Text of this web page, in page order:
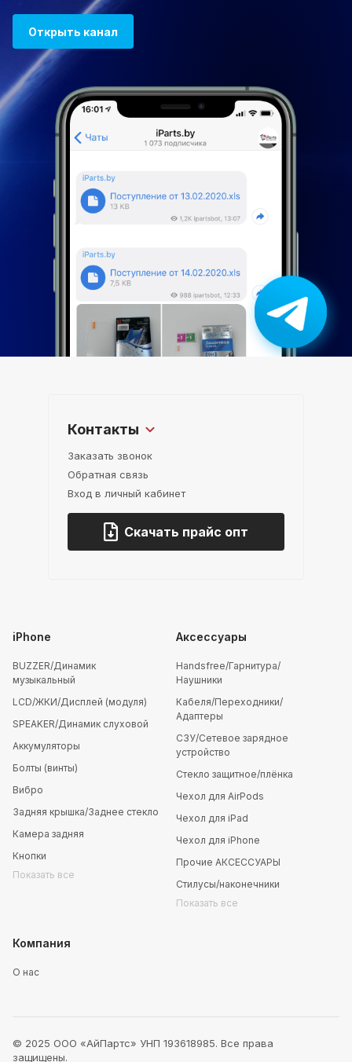
Открыть канал
iPhone
BUZZER/Динамик
музыкальный
LCD/ЖКИ/Дисплей (модуля)
SPEAKER/Динамик слуховой
Аккумуляторы
Болты (винты)
Вибро
Задняя крышка/Заднее стекло
Камера задняя
Кнопки
Показать все
Аксессуары
Handsfree/Гарнитура/
Наушники
Кабеля/Переходники/
Адаптеры
СЗУ/Сетевое зарядное
устройство
Стекло защитное/плёнка
Чехол для AirPods
Чехол для iPad
Чехол для iPhone
Прочие АКСЕССУАРЫ
Стилусы/наконечники
Показать все
Компания
О нас
Контакты
Заказать звонок
Обратная связь
Вход в личный кабинет
Скачать прайс опт
© 2025 ООО «АйПартс» УНП 193618985. Все права
защищены.